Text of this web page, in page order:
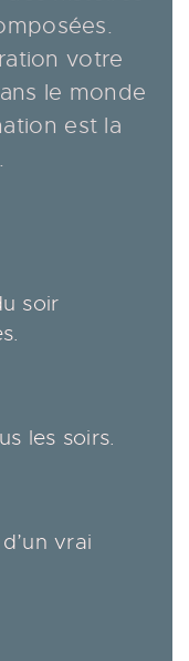
votre
le monde
est la
soir
les soirs.
vrai